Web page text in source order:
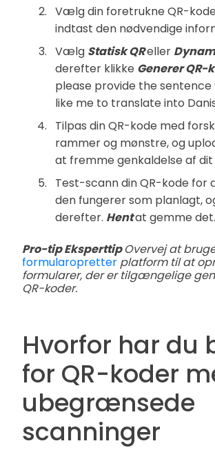
Vælg din foretrukne QR-
indtast den nødvendige
Vælg Statisk QReller
derefter klikke Generer QR-
please provide the sentence
like me to translate into
Tilpas din QR-kode med
rammer og mønstre, og
at fremme genkaldelse af dit
Test-scann din QR-kode for
den fungerer som planlagt,
derefter. Hentat gemme det.
Pro-tip EksperttipOvervej at
formularopretter platform til at
formularer, der er tilgængelige
QR-koder.
Hvorfor har du
for QR-koder
ubegrænsede
scanninger